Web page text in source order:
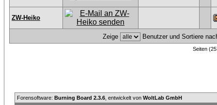
ZW-Heiko
Zeige Benutzer und Sortiere
Seiten
Forensoftware: Burning Board 2.3.6 , entwickelt von WoltLab GmbH